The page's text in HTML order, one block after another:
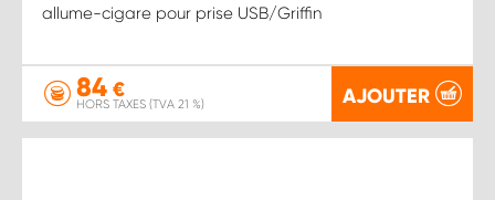
allume-cigare pour prise USB/Griffin
84 €
HORS TAXES (TVA 21 %) AJOUTER